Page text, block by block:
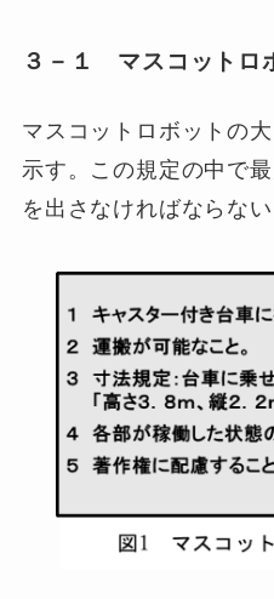
３－１ マスコットロ
マスコットロボットの
示す。この規定の中で
を出さなければならない